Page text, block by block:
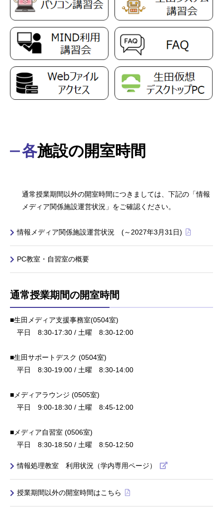
各施設の開室時間
通常授業期間以外の開室時間につきましては、下記の「情報
メディア関係施設運営状況」をご確認ください。
情報メディア関係施設運営状況 (～2027年3月31日)
PC教室・自習室の概要
通常授業期間の開室時間
■生田メディア支援事務室(0504室)
平日 8:30-17:30 / 土曜 8:30-12:00
■生田サポートデスク (0504室)
平日 8:30-19:00 / 土曜 8:30-14:00
■メディアラウンジ (0505室)
平日 9:00-18:30 / 土曜 8:45-12:00
■メディア自習室 (0506室)
平日 8:30-18:50 / 土曜 8:50-12:50
情報処理教室 利用状況（学内専用ページ）
授業期間以外の開室時間はこちら